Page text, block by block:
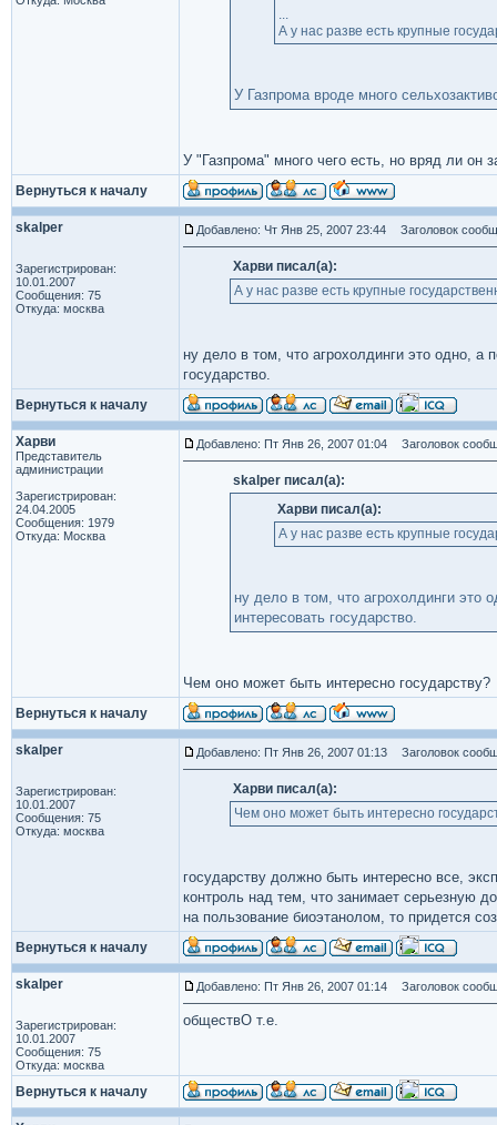
...
А у нас разве есть крупные
У Газпрома вроде много
У "Газпрома" много чего есть, но вряд ли он
Вернуться к началу
skalper
Зарегистрирован:
10.01.2007
Сообщения: 75
Откуда: москва
Добавлено: Чт Янв 25, 2007 23:44 Заголовок
Харви писал(а):
А у нас разве есть крупные
ну дело в том, что агрохолдинги это одно, а
государство.
Вернуться к началу
Харви
Представитель
администрации
Зарегистрирован:
24.04.2005
Сообщения: 1979
Откуда: Москва
Добавлено: Пт Янв 26, 2007 01:04 Заголовок
skalper писал(а):
Харви писал(а):
А у нас разве есть крупные
ну дело в том, что агрохолдинги это
интересовать государство.
Чем оно может быть интересно государству?
Вернуться к началу
skalper
Зарегистрирован:
10.01.2007
Сообщения: 75
Откуда: москва
Добавлено: Пт Янв 26, 2007 01:13 Заголовок
Харви писал(а):
Чем оно может быть интересно
государству должно быть интересно все,
контроль над тем, что занимает серьезную
на пользование биоэтанолом, то придется
Вернуться к началу
skalper
Зарегистрирован:
10.01.2007
Сообщения: 75
Откуда: москва
Добавлено: Пт Янв 26, 2007 01:14 Заголовок
обществО т.е.
Вернуться к началу